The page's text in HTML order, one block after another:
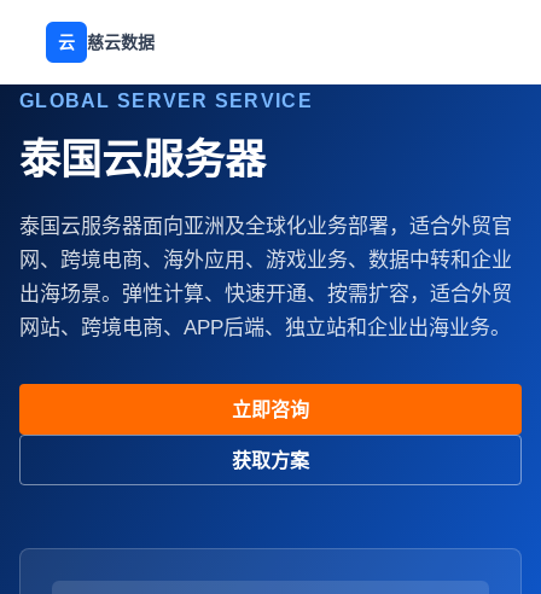
云 慈云数据
GLOBAL SERVER SERVICE
泰国云服务器
泰国云服务器面向亚洲及全球化业务部署，适合外贸官
网、跨境电商、海外应用、游戏业务、数据中转和企业
出海场景。弹性计算、快速开通、按需扩容，适合外贸
网站、跨境电商、APP后端、独立站和企业出海业务。
立即咨询
获取方案